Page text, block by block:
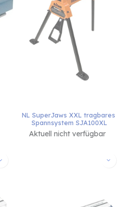
NL SuperJaws XXL tragbares
Spannsystem SJA100XL
Aktuell nicht verfügbar